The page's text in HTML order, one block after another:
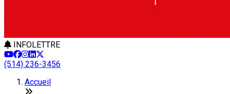
INFOLETTRE
(514) 236-3456
Accueil